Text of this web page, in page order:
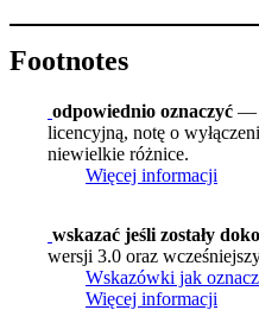
Footnotes
odpowiednio oznaczyć —
licencyjną, notę o
niewielkie różnice.
Więcej informacji
wskazać jeśli zostały
wersji 3.0 oraz
Wskazówki jak
Więcej informacji